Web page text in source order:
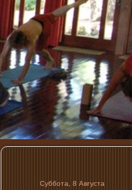
Суббота, 8 Августа